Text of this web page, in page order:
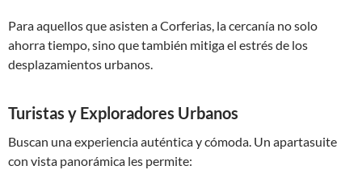
Para aquellos que asisten a Corferias, la cercanía no solo
ahorra tiempo, sino que también mitiga el estrés de los
desplazamientos urbanos.
Turistas y Exploradores Urbanos
Buscan una experiencia auténtica y cómoda. Un apartasuite
con vista panorámica les permite: